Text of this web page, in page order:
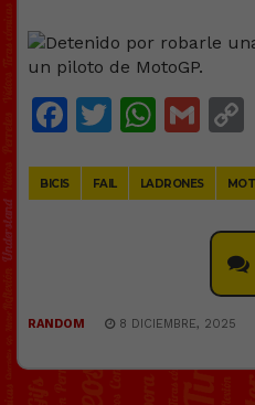
Facebook
Twitter
BICIS FAIL LADRONES
RANDOM 8 DICIEMBRE, 2025